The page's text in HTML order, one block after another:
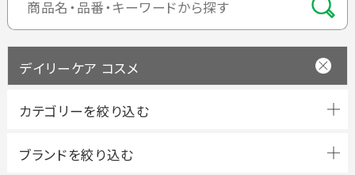
デイリーケア コスメ
ブランドを絞り込む